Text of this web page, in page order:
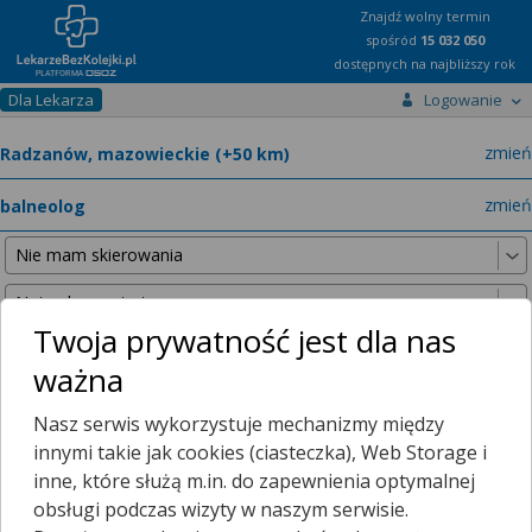
Znajdź wolny termin
spośród 15 032 050
dostępnych na najbliższy rok
Dla Lekarza Logowanie
zmień
zmień
Nie znaleźliśmy żadnych lekarzy w promieniu25 km , dlatego
zwiększyliśmy promień wyszukiwania do
50 km
Twoja prywatność jest dla nas
ważna
Nasz serwis wykorzystuje mechanizmy między
innymi takie jak cookies (ciasteczka), Web Storage i
inne, które służą m.in. do zapewnienia optymalnej
obsługi podczas wizyty w naszym serwisie.